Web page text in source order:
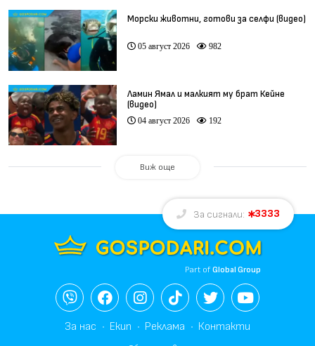
Морски животни, готови за селфи (видео)
05 август 2026 982
Ламин Ямал и малкият му брат Кейне
(видео)
04 август 2026 192
Виж още
За сигнали: 3333
Part ofGlobal Group
За нас Екип Реклама Контакти